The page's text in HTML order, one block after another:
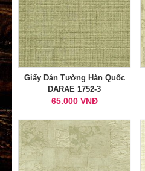
Giấy Dán Tường Hàn Quốc
DARAE 1752-3
65.000 VNĐ